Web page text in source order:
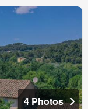
4 Photos